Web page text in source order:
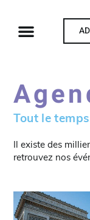
Tout le
Il existe des
retrouvez nos